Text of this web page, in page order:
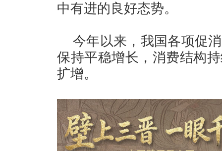
中有进的良好态势。
今年以来，我国各项促
保持平稳增长，消费结构
扩增。